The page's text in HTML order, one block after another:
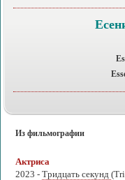
Из фильмографии
Актриса
2023 - Тридцать секунд